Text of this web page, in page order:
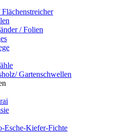
Flächenstreicher
/ Folien
Gartenschwellen
Esche-Kiefer-Fichte